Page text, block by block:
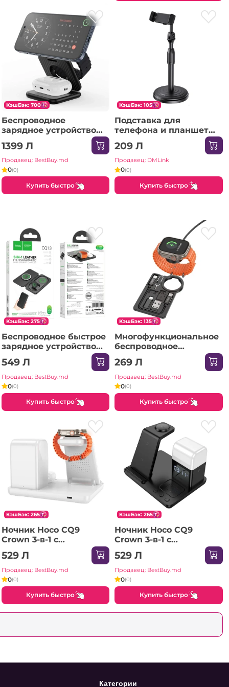
КэшБэк: 700
Беспроводное
зарядное устройство
Wiwu MAG GO 3 в 1 Wi-
W035, черное.
1399 Л
Продавец: BestBuy.md
0(0)
Купить быстро
КэшБэк: 105
Подставка для
телефона и планшета
Jokade Nianqing Series
JE015, черная
209 Л
Продавец: DMLink
0(0)
Купить быстро
КэшБэк: 275
Беспроводное быстрое
зарядное устройство
Hoco CQ13 Triumph 3-
в-1 для путешествий,
складное, черное.
549 Л
Продавец: BestBuy.md
0(0)
Купить быстро
КэшБэк: 135
Многофункциональное
беспроводное
зарядное устройство
Hoco CW58 для iWatch,
черное.
269 Л
Продавец: BestBuy.md
0(0)
Купить быстро
КэшБэк: 265
Ночник Hoco CQ9
Crown 3-в-1 с
беспроводной быстрой
зарядкой и часами,
белый.
529 Л
Продавец: BestBuy.md
0(0)
Купить быстро
КэшБэк: 265
Ночник Hoco CQ9
Crown 3-в-1 с
беспроводной быстрой
зарядкой и часами,
черный.
529 Л
Продавец: BestBuy.md
0(0)
Купить быстро
Категории